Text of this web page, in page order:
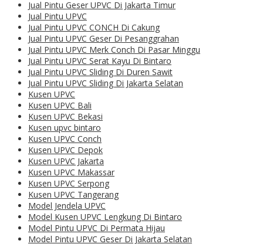
Jual Pintu Geser UPVC Di Jakarta Timur
Jual Pintu UPVC
Jual Pintu UPVC CONCH Di Cakung
Jual Pintu UPVC Geser Di Pesanggrahan
Jual Pintu UPVC Merk Conch Di Pasar Minggu
Jual Pintu UPVC Serat Kayu Di Bintaro
Jual Pintu UPVC Sliding Di Duren Sawit
Jual Pintu UPVC Sliding Di Jakarta Selatan
Kusen UPVC
Kusen UPVC Bali
Kusen UPVC Bekasi
Kusen upvc bintaro
Kusen UPVC Conch
Kusen UPVC Depok
Kusen UPVC Jakarta
Kusen UPVC Makassar
Kusen UPVC Serpong
Kusen UPVC Tangerang
Model Jendela UPVC
Model Kusen UPVC Lengkung Di Bintaro
Model Pintu UPVC Di Permata Hijau
Model Pintu UPVC Geser Di Jakarta Selatan